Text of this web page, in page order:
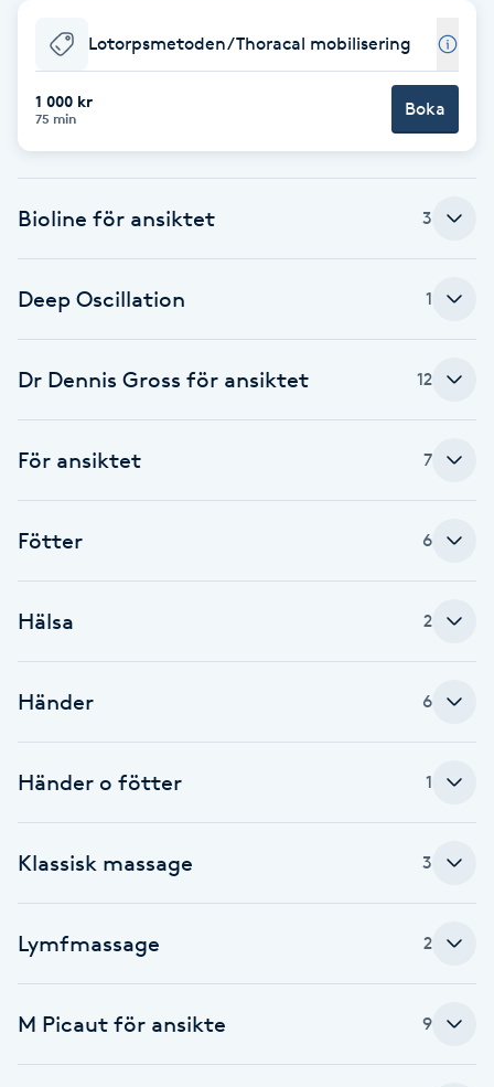
Babylights
Balayage
Barber
Barnklippning
Bottenfärg
Brynformning
Brynplockning
Coachning
Color correction
D
Lotorpsmetoden/Thoracal mobilisering
1 000 kr
75 min Boka
Bioline för ansiktet 3
Deep Oscillation 1
Dr Dennis Gross för ansiktet 12
För ansiktet 7
Fötter 6
Hälsa 2
Händer 6
Händer o fötter 1
Klassisk massage 3
Lymfmassage 2
M Picaut för ansikte 9